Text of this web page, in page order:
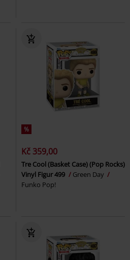
%
Kč 359,00
Tre Cool (Basket Case) (Pop Rocks)
Vinyl Figur 499
Green Day
Funko Pop!